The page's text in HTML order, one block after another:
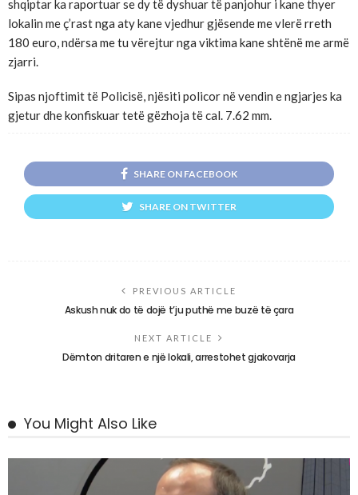
shqiptar ka raportuar se dy të dyshuar të panjohur i kane thyer
lokalin me ç’rast nga aty kane vjedhur gjësende me vlerë rreth
180 euro, ndërsa me tu vërejtur nga viktima kane shtënë me armë
zjarri.
Sipas njoftimit të Policisë, njësiti policor në vendin e ngjarjes ka
gjetur dhe konfiskuar tetë gëzhoja të cal. 7.62 mm.
SHARE ON FACEBOOK
SHARE ON TWITTER
PREVIOUS ARTICLE
Askush nuk do të dojë t’ju puthë me buzë të çara
NEXT ARTICLE
Dëmton dritaren e një lokali, arrestohet gjakovarja
You Might Also Like